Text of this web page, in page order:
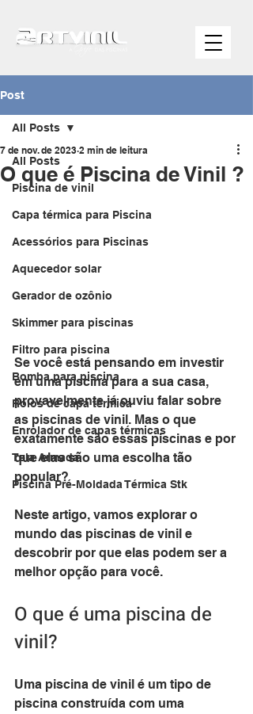
Post
All Posts
Piscina de vinil
Capa térmica para Piscina
Acessórios para Piscinas
Aquecedor solar
Gerador de ozônio
Skimmer para piscinas
Filtro para piscina
Bomba para piscina
Rolos de capa térmica
Enrolador de capas térmicas
Tela Armada
Piscina Pré-Moldada Térmica Stk
All Posts
O que é Piscina de Vinil ?
7 de nov. de 2023 2 min de leitura
Se você está pensando em investir
em uma piscina para a sua casa,
provavelmente já ouviu falar sobre
as piscinas de vinil. Mas o que
exatamente são essas piscinas e por
que elas são uma escolha tão
popular?
Neste artigo, vamos explorar o
mundo das piscinas de vinil e
descobrir por que elas podem ser a
melhor opção para você.
O que é uma piscina de
vinil?
Uma piscina de vinil é um tipo de
piscina construída com uma